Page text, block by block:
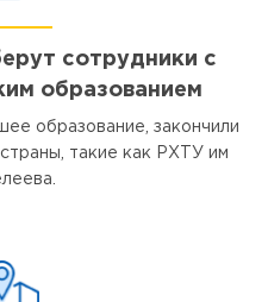
сотрудники с
образованием
образование, закончили
такие как РХТУ им